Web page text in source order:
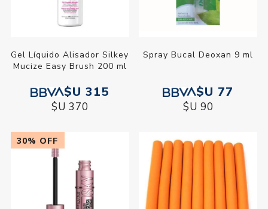
Gel Líquido Alisador Silkey
Mucize Easy Brush 200 ml
$U 315
$U 370
Spray Bucal Deoxan 9 ml
$U 77
$U 90
30% OFF